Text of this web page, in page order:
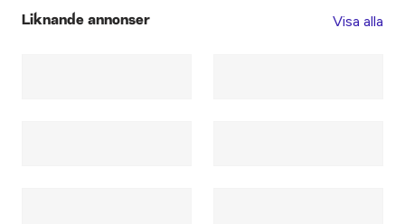
Liknande annonser Visa alla